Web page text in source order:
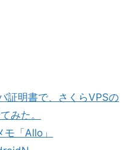
証明書で、さくらVPSの
みた。
「Allo」